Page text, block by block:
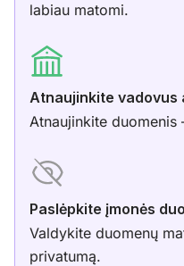
labiau matomi.
Atnaujinkite vadovus
Atnaujinkite
Paslėpkite įmonės
Valdykite duomenų
privatumą.